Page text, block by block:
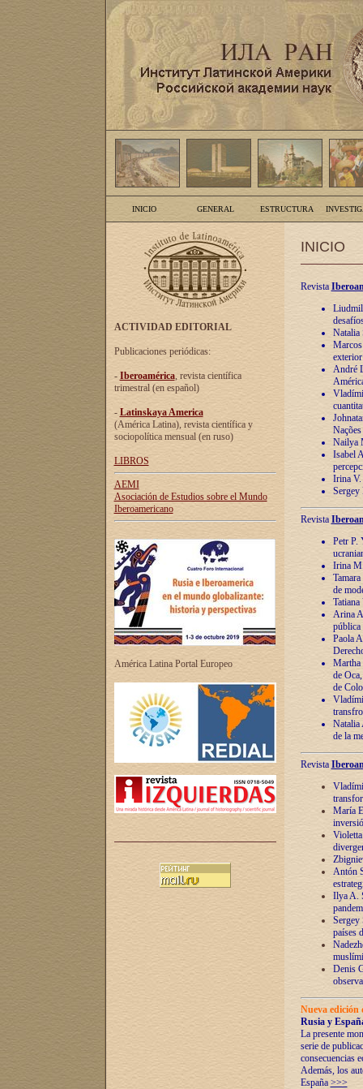
INICIO GENERAL ESTRUCTURA
ACTIVIDAD EDITORIAL
Publicaciones periódicas:
- Iberoamérica, revista científica
trimestral (en español)
- Latinskaya America
(América Latina), revista científica y
sociopolítica mensual (en ruso)
LIBROS
AEMI
Asociación de Estudios sobre el Mundo
Iberoamericano
América Latina Portal Europeo
INICIO
Revista
Natalia
André
Nailya
Isabel
Irina V.
Sergey
Revista
Petr P.
Irina
de
Arina
pública
Paola
Martha
de
de
Natalia
de la
Revista
María
Antón
Ilya A.
Sergey
países
Denis
Nueva
Rusia y
La presente
serie de
consecuencias
Además, los
España >>>